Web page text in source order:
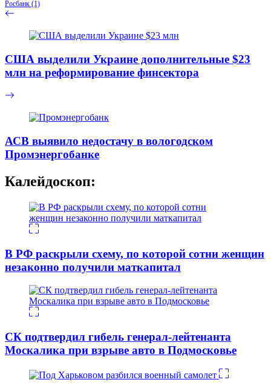
Росбанк (1)
США выделили Украине дополнительные $23
млн на реформирование финсектора
АСВ выявило недостачу в вологодском
Промэнергобанке
Калейдоскоп:
В РФ раскрыли схему, по которой сотни женщин
незаконно получили маткапитал
СК подтвердил гибель генерал-лейтенанта
Москалика при взрыве авто в Подмосковье